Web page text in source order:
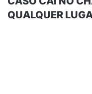
QUALQUER